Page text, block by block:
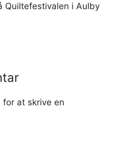
Quiltefestivalen i Aulby
for at skrive en